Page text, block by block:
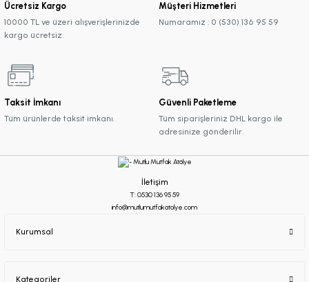
Ücretsiz Kargo
10000 TL ve üzeri alışverişlerinizde
kargo ücretsiz.
Müşteri Hizmetleri
Numaramız : 0 (530) 136 95 59
Taksit İmkanı
Tüm ürünlerde taksit imkanı.
Güvenli Paketleme
Tüm siparişleriniz DHL kargo ile
adresinize gönderilir.
İletişim
T: 0530 136 95 59
info@mutlumutfakatolye.com
Kurumsal
Kategoriler